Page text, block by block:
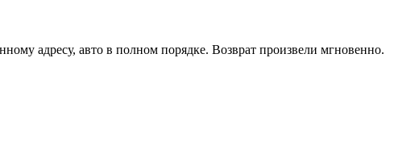
адресу, авто в полном порядке. Возврат произвели мгновенно.